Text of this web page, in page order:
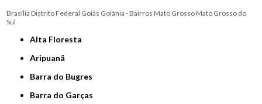
Brasília Distrito Federal Goiás Goiânia - Bairros Mato Grosso Mato Grosso do
Sul
Alta Floresta
Aripuanã
Barra do Bugres
Barra do Garças